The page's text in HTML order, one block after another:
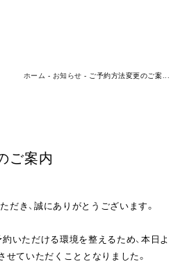
ホーム - お知らせ - ご予約方法変更のご案...
ご案内
だき、誠にありがとうございます。
約いただける環境を整えるため、本日よ
せていただくこととなりました。